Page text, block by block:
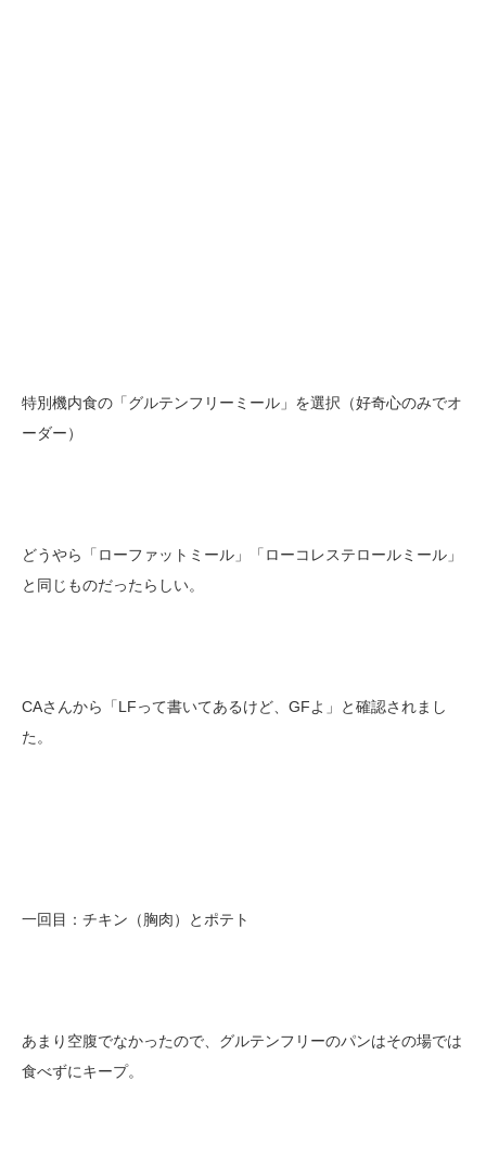
特別機内食の「グルテンフリーミール」を選択（好奇心のみでオ
ーダー）
どうやら「ローファットミール」「ローコレステロールミール」
と同じものだったらしい。
CAさんから「LFって書いてあるけど、GFよ」と確認されまし
た。
一回目：チキン（胸肉）とポテト
あまり空腹でなかったので、グルテンフリーのパンはその場では
食べずにキープ。